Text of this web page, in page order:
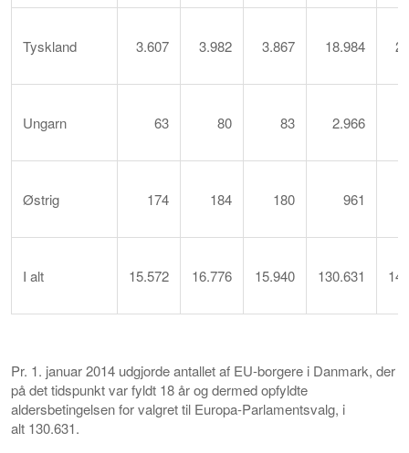
Tyskland 3.607 3.982 3.867 18.984
Ungarn 63 80 83 2.966
Østrig 174 184 180 961
I alt 15.572 16.776 15.940 130.631
Pr. 1. januar 2014 udgjorde antallet af EU-borgere i Danmark, der
på det tidspunkt var fyldt 18 år og dermed opfyldte
aldersbetingelsen for valgret til Europa-Parlamentsvalg, i
alt 130.631.